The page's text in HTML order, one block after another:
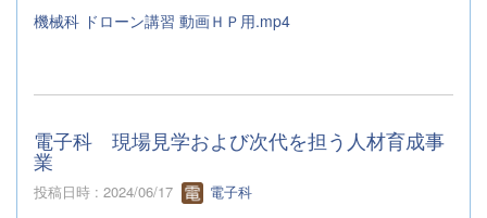
機械科 ドローン講習 動画ＨＰ用.mp4
電子科 現場見学および次代を担う人材育成事
業
投稿日時 : 2024/06/17 電子科